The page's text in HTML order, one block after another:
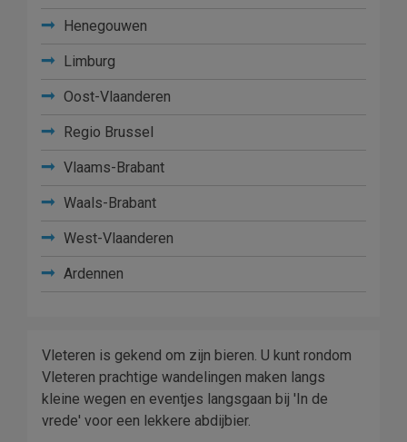
Henegouwen
Limburg
Oost-Vlaanderen
Regio Brussel
Vlaams-Brabant
Waals-Brabant
West-Vlaanderen
Ardennen
Vleteren is gekend om zijn bieren. U kunt rondom
Vleteren prachtige wandelingen maken langs
kleine wegen en eventjes langsgaan bij 'In de
vrede' voor een lekkere abdijbier.